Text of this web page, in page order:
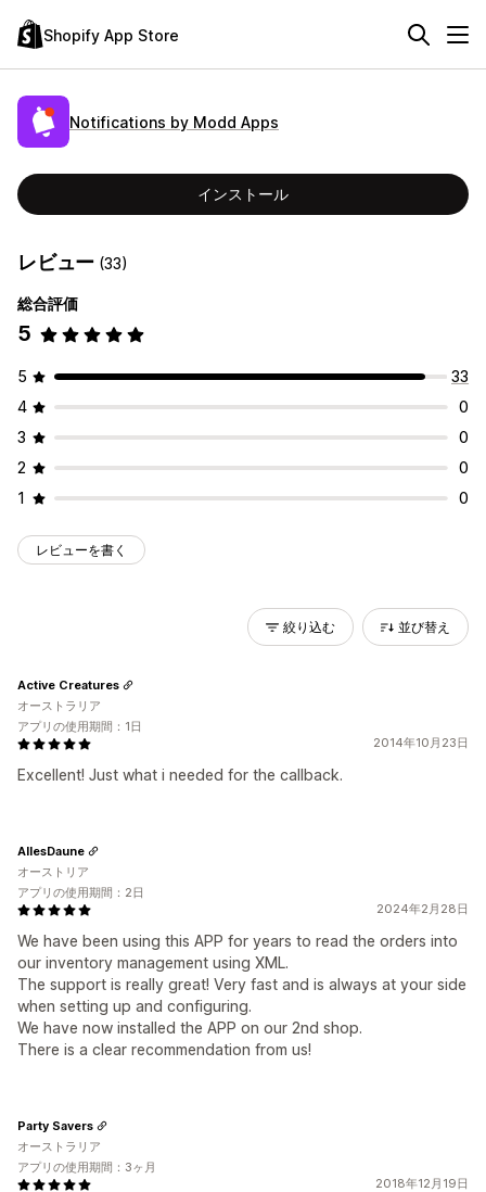
Shopify App Store
Notifications by Modd Apps
インストール
レビュー (33)
総合評価
5
5
33
4
0
3
0
2
0
1
0
レビューを書く
絞り込む 並び替え
2014年10月23日
Excellent! Just what i needed for the callback.
Active Creatures
オーストラリア
アプリの使用期間：1日
2024年2月28日
We have been using this APP for years to read the orders into
our inventory management using XML.
The support is really great! Very fast and is always at your side
when setting up and configuring.
We have now installed the APP on our 2nd shop.
There is a clear recommendation from us!
AllesDaune
オーストリア
アプリの使用期間：2日
2018年12月19日
Party Savers
オーストラリア
アプリの使用期間：3ヶ月